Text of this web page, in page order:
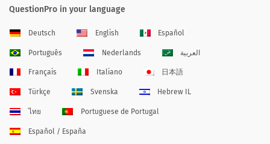
QuestionPro in your language
Deutsch English Español
Português Nederlands العربية
Français Italiano 日本語
Türkçe Svenska Hebrew IL
ไทย Portuguese de Portugal
Español / España